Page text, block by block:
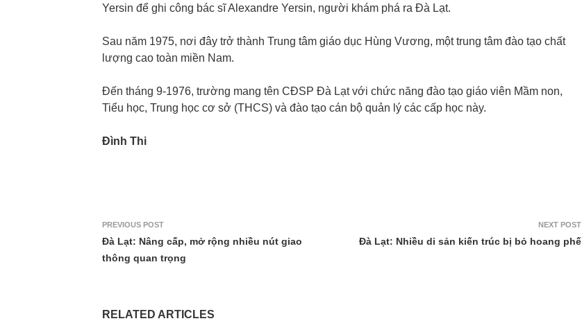
Yersin để ghi công bác sĩ Alexandre Yersin, người khám phá ra Đà Lạt.
Sau năm 1975, nơi đây trở thành Trung tâm giáo dục Hùng Vương, một trung tâm đào tạo chất
lượng cao toàn miền Nam.
Đến tháng 9-1976, trường mang tên CĐSP Đà Lạt với chức năng đào tạo giáo viên Mầm non,
Tiểu học, Trung học cơ sở (THCS) và đào tạo cán bộ quản lý các cấp học này.
Đình Thi
PREVIOUS POST
Đà Lạt: Nâng cấp, mở rộng nhiều nút giao
thông quan trọng
NEXT POST
Đà Lạt: Nhiều di sản kiến trúc bị bỏ hoang phế
RELATED ARTICLES